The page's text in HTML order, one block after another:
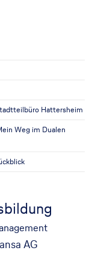
Hattersheim
Weg im Dualen
AG